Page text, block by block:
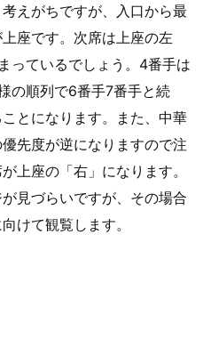
えがちですが、入口から最
座です。次席は上座の左
っているでしょう。4番手は
の順列で6番手7番手と続
とになります。また、中華
先度が逆になりますので注
上座の「右」になります。
見づらいですが、その場合
けて観覧します。